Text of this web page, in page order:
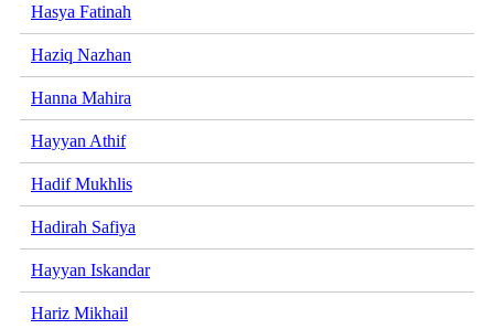
Hasya Fatinah
Haziq Nazhan
Hanna Mahira
Hayyan Athif
Hadif Mukhlis
Hadirah Safiya
Hayyan Iskandar
Hariz Mikhail